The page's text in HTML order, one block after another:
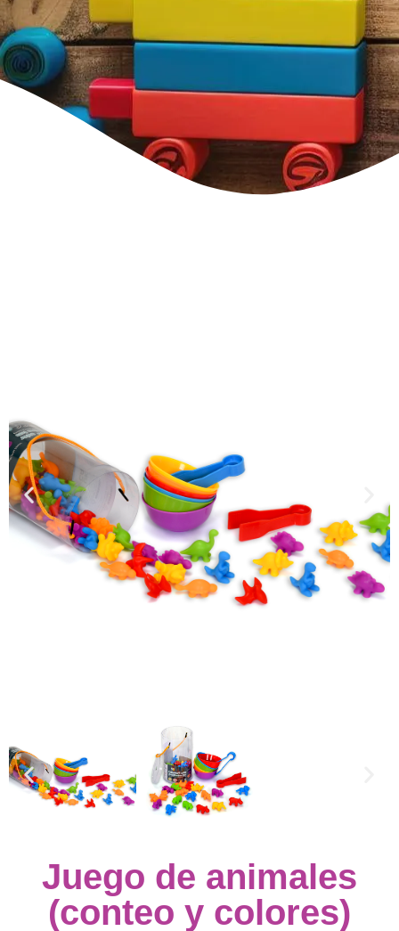
Juego de animales
(conteo y colores)